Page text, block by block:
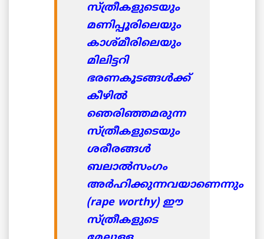
സ്ത്രീകളുടെയും
മണിപ്പൂരിലെയും
കാശ്മീരിലെയും
മിലിട്ടറി
ഭരണകൂടങ്ങള്‍ക്ക്
കീഴില്‍
ഞെരിഞ്ഞമരുന്ന
സ്ത്രീകളുടെയും
ശരീരങ്ങള്‍
ബലാല്‍സംഗം
അര്‍ഹിക്കുന്നവയാണെന്നും
(rape worthy) ഈ
സ്ത്രീകളുടെ